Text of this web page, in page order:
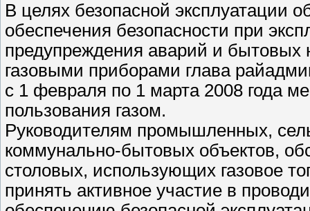
В целях безопасной эксплуатации
обеспечения безопасности при
предупреждения аварий и бытовых
газовыми приборами глава
с 1 февраля по 1 марта 2008 года
пользования газом.
Руководителям промышленных,
коммунально-бытовых объектов,
столовых, использующих газовое
принять активное участие в